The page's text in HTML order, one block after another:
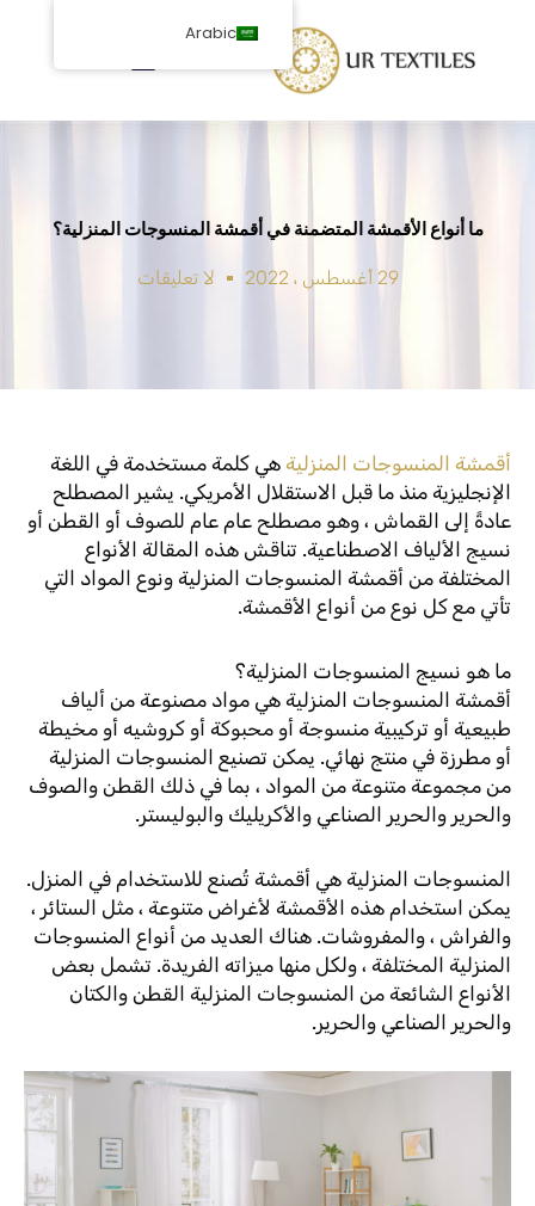
المحتوى
ما أنواع الأقمشة المتضمنة في أقمشة المنسوجات المنزلية؟
29 أغسطس ، 2022 لا تعليقات
أقمشة المنسوجات المنزلية هي كلمة مستخدمة في اللغة
الإنجليزية منذ ما قبل الاستقلال الأمريكي. يشير المصطلح
عادةً إلى القماش ، وهو مصطلح عام عام للصوف أو القطن أو
نسيج الألياف الاصطناعية. تناقش هذه المقالة الأنواع
المختلفة من أقمشة المنسوجات المنزلية ونوع المواد التي
تأتي مع كل نوع من أنواع الأقمشة.
ما هو نسيج المنسوجات المنزلية؟
أقمشة المنسوجات المنزلية هي مواد مصنوعة من ألياف
طبيعية أو تركيبية منسوجة أو محبوكة أو كروشيه أو مخيطة
أو مطرزة في منتج نهائي. يمكن تصنيع المنسوجات المنزلية
من مجموعة متنوعة من المواد ، بما في ذلك القطن والصوف
والحرير والحرير الصناعي والأكريليك والبوليستر.
المنسوجات المنزلية هي أقمشة تُصنع للاستخدام في المنزل.
يمكن استخدام هذه الأقمشة لأغراض متنوعة ، مثل الستائر ،
والفراش ، والمفروشات. هناك العديد من أنواع المنسوجات
المنزلية المختلفة ، ولكل منها ميزاته الفريدة. تشمل بعض
الأنواع الشائعة من المنسوجات المنزلية القطن والكتان
والحرير الصناعي والحرير.
Arabic